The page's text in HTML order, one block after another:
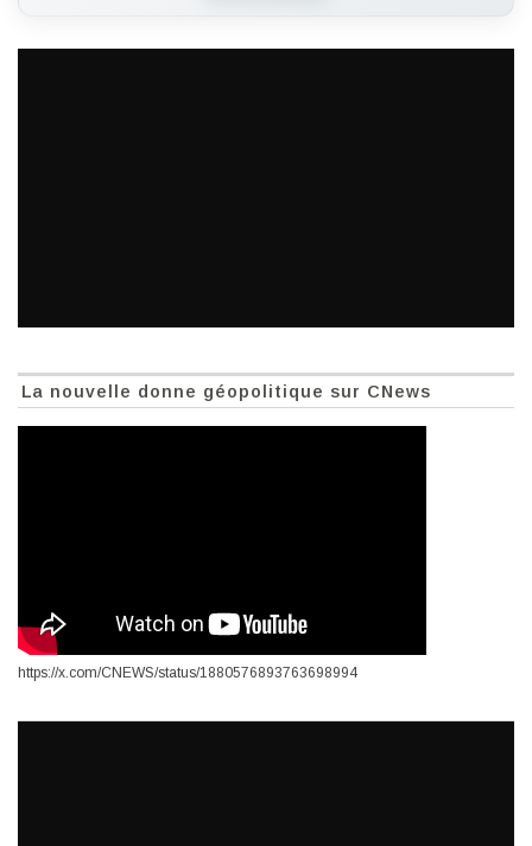
La nouvelle donne géopolitique sur CNews
https://x.com/CNEWS/status/1880576893763698994